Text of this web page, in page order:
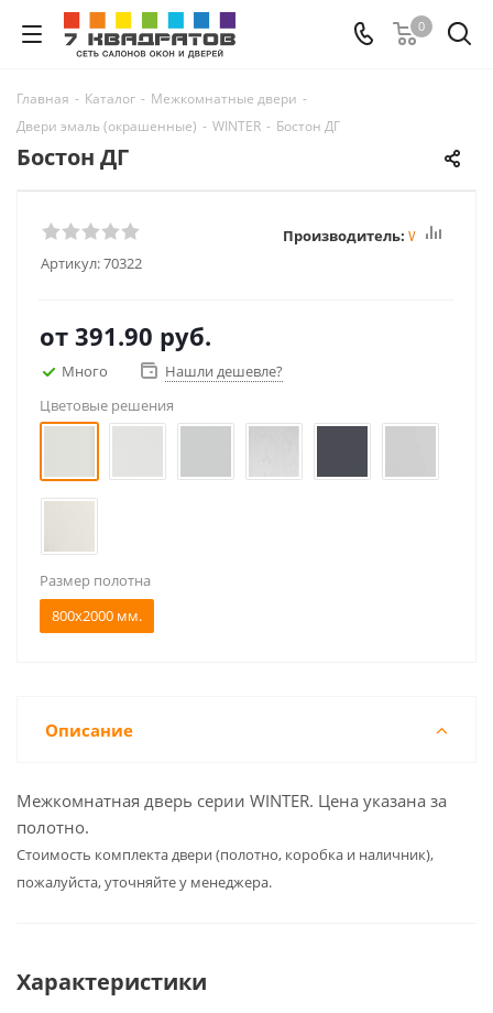
0
Главная - Каталог - Межкомнатные двери -
Двери эмаль (окрашенные) - WINTER - Бостон ДГ
Бостон ДГ
Артикул:70322
Производитель: Winter
от 391.90 руб.
Много
Нашли дешевле?
Цветовые решения
Размер полотна
800x2000 мм.
Описание
Межкомнатная дверь серии WINTER. Цена указана за
полотно.
Cтоимость комплекта двери (полотно, коробка и наличник),
пожалуйста, уточняйте у менеджера.
Характеристики